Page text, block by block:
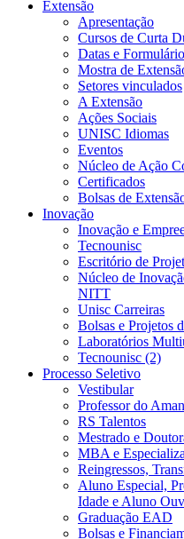
Extensão
Apresentação
Cursos de Curta
Datas e
Mostra de
Setores vinculados
A Extensão
Ações Sociais
UNISC Idiomas
Eventos
Núcleo de Ação
Certificados
Bolsas de
Inovação
Inovação e
Tecnounisc
Escritório de
Núcleo de
NITT
Unisc Carreiras
Bolsas e Projetos
Laboratórios
Tecnounisc (2)
Processo Seletivo
Vestibular
Professor do
RS Talentos
Mestrado e
MBA e
Reingressos,
Aluno Especial,
Idade e Aluno
Graduação EAD
Bolsas e